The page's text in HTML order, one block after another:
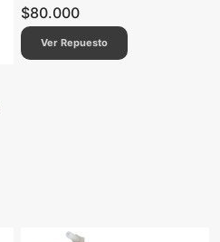
$80.000
Ver Repuesto